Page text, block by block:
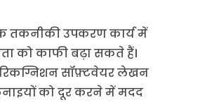
तकनीकी उपकरण कार्य में
को काफी बढ़ा सकते हैं।
सॉफ़्टवेयर लेखन
को दूर करने में मदद